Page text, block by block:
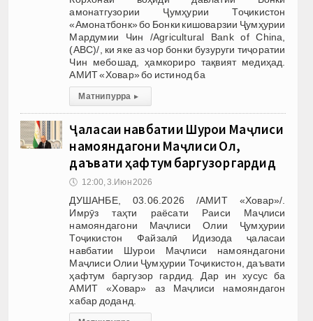
амонатгузории Ҷумҳурии Тоҷикистон
«Амонатбонк» бо Бонки кишоварзии Ҷумҳурии
Мардумии Чин /Agricultural Bank of China,
(АВС)/, ки яке аз чор бонки бузуруги тиҷоратии
Чин мебошад, ҳамкориро тақвият медиҳад.
АМИТ «Ховар» бо истинод ба
Матни пурра ▸
Ҷаласаи навбатии Шурои Маҷлиси
намояндагони Маҷлиси Олӣ,
даъвати ҳафтум баргузор гардид
🕔 12:00, 3.Июн 2026
ДУШАНБЕ, 03.06.2026 /АМИТ «Ховар»/.
Имрӯз таҳти раёсати Раиси Маҷлиси
намояндагони Маҷлиси Олии Ҷумҳурии
Тоҷикистон Файзалӣ Идизода ҷаласаи
навбатии Шурои Маҷлиси намояндагони
Маҷлиси Олии Ҷумҳурии Тоҷикистон, даъвати
ҳафтум баргузор гардид. Дар ин хусус ба
АМИТ «Ховар» аз Маҷлиси намояндагон
хабар доданд.